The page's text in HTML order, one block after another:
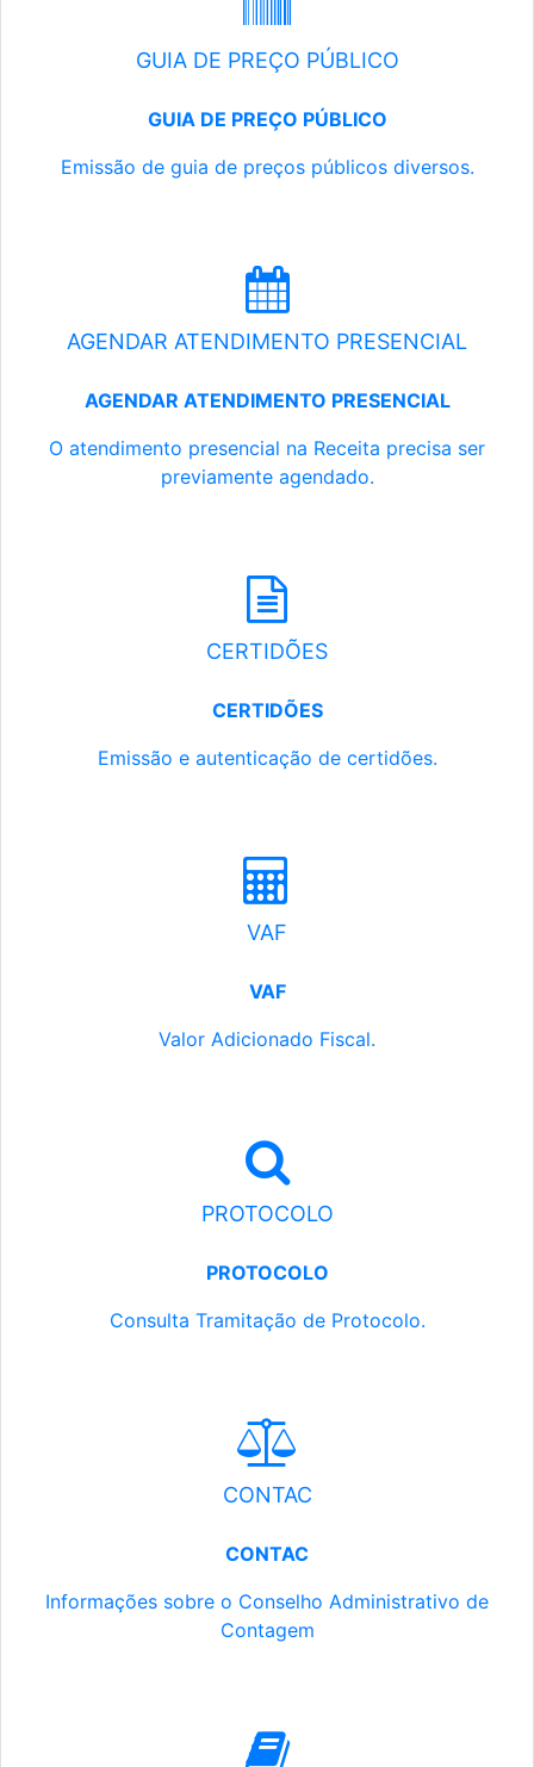
GUIA DE PREÇO PÚBLICO
GUIA DE PREÇO PÚBLICO
Emissão de guia de preços públicos diversos.
AGENDAR ATENDIMENTO PRESENCIAL
AGENDAR ATENDIMENTO PRESENCIAL
O atendimento presencial na Receita precisa ser
previamente agendado.
CERTIDÕES
CERTIDÕES
Emissão e autenticação de certidões.
VAF
VAF
Valor Adicionado Fiscal.
PROTOCOLO
PROTOCOLO
Consulta Tramitação de Protocolo.
CONTAC
CONTAC
Informações sobre o Conselho Administrativo de
Contagem